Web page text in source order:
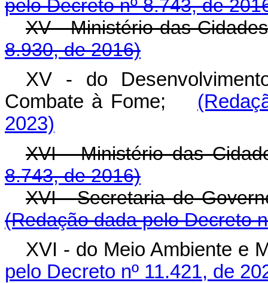
pelo Decreto nº 8.743, de
XV - Ministério das
8.930, de 2016)
XV - do
Combate à Fome;
2023)
XVI - Ministério das
8.743, de 2016)
XVI - Secretaria de
(Redação dada pelo Decreto
XVI - do Meio Ambiente e
pelo Decreto nº 11.421, de